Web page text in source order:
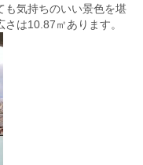
も気持ちのいい景色を堪
さは10.87㎡あります。